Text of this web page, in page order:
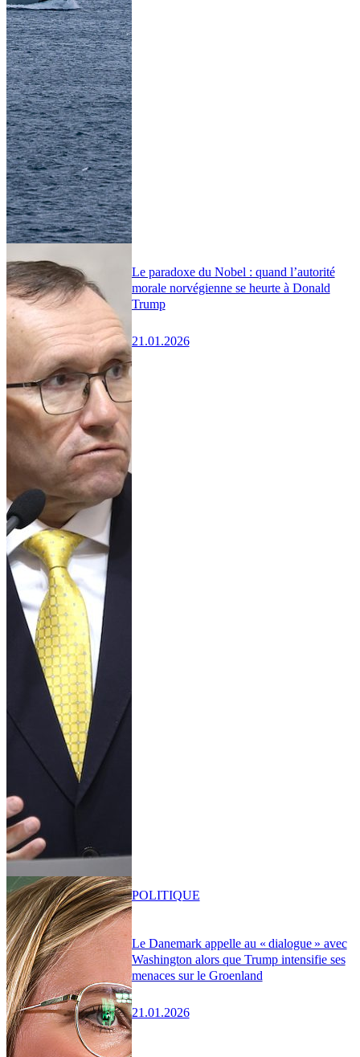
Le paradoxe du Nobel : quand l’autorité
morale norvégienne se heurte à Donald
Trump
21.01.2026
Le Danemark appelle au « dialogue » avec
Washington alors que Trump intensifie ses
menaces sur le Groenland
21.01.2026
POLITIQUE